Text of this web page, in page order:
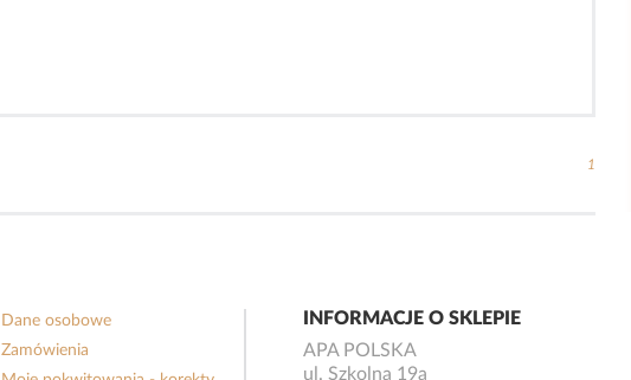
1
Dane osobowe
Zamówienia
INFORMACJE O SKLEPIE
APA POLSKA
ul. Szkolna 19a